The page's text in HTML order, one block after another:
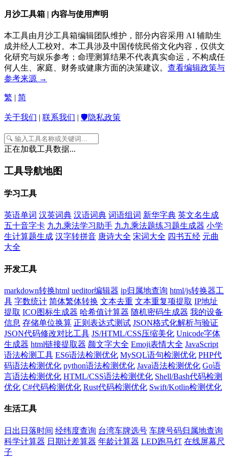
月沙工具箱 | 内容与使用声明
本工具由月沙工具箱编辑团队维护，部分内容采用 AI 辅助生
成并经人工校对。本工具涉及中国传统民俗文化内容，仅供文
化研究与娱乐参考；命理测算结果不代表真实命运，不构成任
何人生、家庭、财务或健康方面的决策建议。 查看编辑政策与
参考来源 →
繁 | 简
关于我们 | 联系我们 | 🛡️隐私政策
正在加载工具数据...
工具导航地图
学习工具
英语单词 汉英词典 汉语词典 词语组词 新华字典 英文名生成
五十音字卡 九九乘法学习助手 九九乘法题练习题生成器 小学
生计算题生成 汉字转拼音 唐诗大全 宋词大全 四书五经 元曲
大全
开发工具
markdown转换html ueditor编辑器 ip归属地查询 html/js转换器工
具 字数统计 简体繁体转换 文本去重 文本重复项提取 IP地址
提取 ICO图标生成器 哈希值计算器 随机密码生成器 我的设备
信息 存储单位换算 正则表达式测试 JSON格式化解析与验证
JSON代码修改对比工具 JS/HTML/CSS压缩美化 Unicode字体
生成器 html链接提取器 颜文字大全 Emoji表情大全 JavaScript
语法检测工具 ES6语法检测优化 MySQL语句检测优化 PHP代
码语法检测优化 python语法检测优化 Java语法检测优化 Go语
言语法检测优化 HTML/CSS语法检测优化 Shell/Bash代码检测
优化 C#代码检测优化 Rust代码检测优化 Swift/Kotlin检测优化
生活工具
日出日落时间 经纬度查询 台湾车牌选号 车牌号码归属地查询
科学计算器 日期计差算器 年龄计算器 LED跑马灯 在线屏幕尺
子